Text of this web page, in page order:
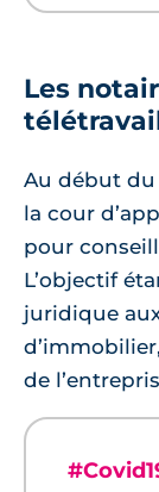
Les
Au début du
la cour
pour
L’objectif
juridique
de